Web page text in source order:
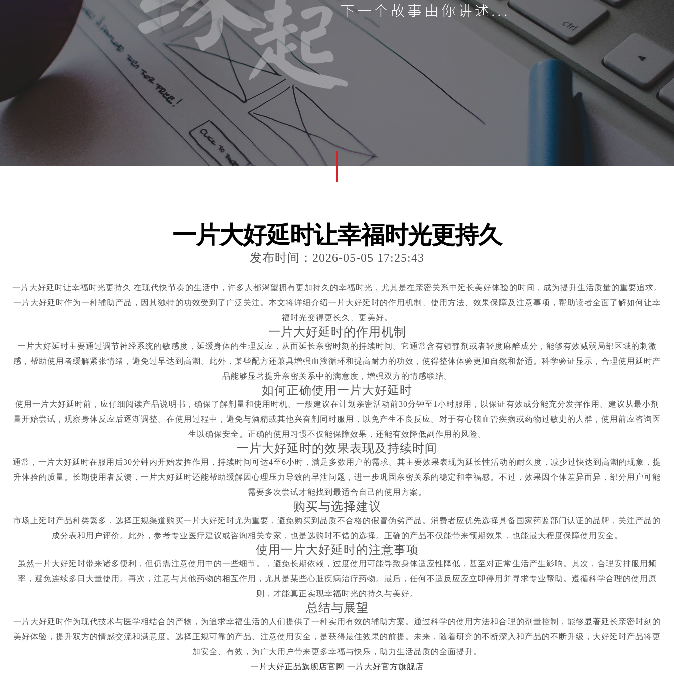
一片大好延时让幸福时光更持久
发布时间：2026-05-05 17:25:43
一片大好延时让幸福时光更持久 在现代快节奏的生活中，许多人都渴望拥有更加持久的幸福时光，尤其是在亲密关系中延长美好体验的时间，成为提升生活质量的重要追求。
一片大好延时作为一种辅助产品，因其独特的功效受到了广泛关注。本文将详细介绍一片大好延时的作用机制、使用方法、效果保障及注意事项，帮助读者全面了解如何让幸
福时光变得更长久、更美好。
一片大好延时的作用机制
一片大好延时主要通过调节神经系统的敏感度，延缓身体的生理反应，从而延长亲密时刻的持续时间。它通常含有镇静剂或者轻度麻醉成分，能够有效减弱局部区域的刺激
感，帮助使用者缓解紧张情绪，避免过早达到高潮。此外，某些配方还兼具增强血液循环和提高耐力的功效，使得整体体验更加自然和舒适。科学验证显示，合理使用延时产
品能够显著提升亲密关系中的满意度，增强双方的情感联结。
如何正确使用一片大好延时
使用一片大好延时前，应仔细阅读产品说明书，确保了解剂量和使用时机。一般建议在计划亲密活动前30分钟至1小时服用，以保证有效成分能充分发挥作用。建议从最小剂
量开始尝试，观察身体反应后逐渐调整。在使用过程中，避免与酒精或其他兴奋剂同时服用，以免产生不良反应。对于有心脑血管疾病或药物过敏史的人群，使用前应咨询医
生以确保安全。正确的使用习惯不仅能保障效果，还能有效降低副作用的风险。
一片大好延时的效果表现及持续时间
通常，一片大好延时在服用后30分钟内开始发挥作用，持续时间可达4至6小时，满足多数用户的需求。其主要效果表现为延长性活动的耐久度，减少过快达到高潮的现象，提
升体验的质量。长期使用者反馈，一片大好延时还能帮助缓解因心理压力导致的早泄问题，进一步巩固亲密关系的稳定和幸福感。不过，效果因个体差异而异，部分用户可能
需要多次尝试才能找到最适合自己的使用方案。
购买与选择建议
市场上延时产品种类繁多，选择正规渠道购买一片大好延时尤为重要，避免购买到品质不合格的假冒伪劣产品。消费者应优先选择具备国家药监部门认证的品牌，关注产品的
成分表和用户评价。此外，参考专业医疗建议或咨询相关专家，也是选购时不错的选择。正确的产品不仅能带来预期效果，也能最大程度保障使用安全。
使用一片大好延时的注意事项
虽然一片大好延时带来诸多便利，但仍需注意使用中的一些细节。，避免长期依赖，过度使用可能导致身体适应性降低，甚至对正常生活产生影响。其次，合理安排服用频
率，避免连续多日大量使用。再次，注意与其他药物的相互作用，尤其是某些心脏疾病治疗药物。最后，任何不适反应应立即停用并寻求专业帮助。遵循科学合理的使用原
则，才能真正实现幸福时光的持久与美好。
总结与展望
一片大好延时作为现代技术与医学相结合的产物，为追求幸福生活的人们提供了一种实用有效的辅助方案。通过科学的使用方法和合理的剂量控制，能够显著延长亲密时刻的
美好体验，提升双方的情感交流和满意度。选择正规可靠的产品、注意使用安全，是获得最佳效果的前提。未来，随着研究的不断深入和产品的不断升级，大好延时产品将更
加安全、有效，为广大用户带来更多幸福与快乐，助力生活品质的全面提升。
一片大好正品旗舰店官网 一片大好官方旗舰店